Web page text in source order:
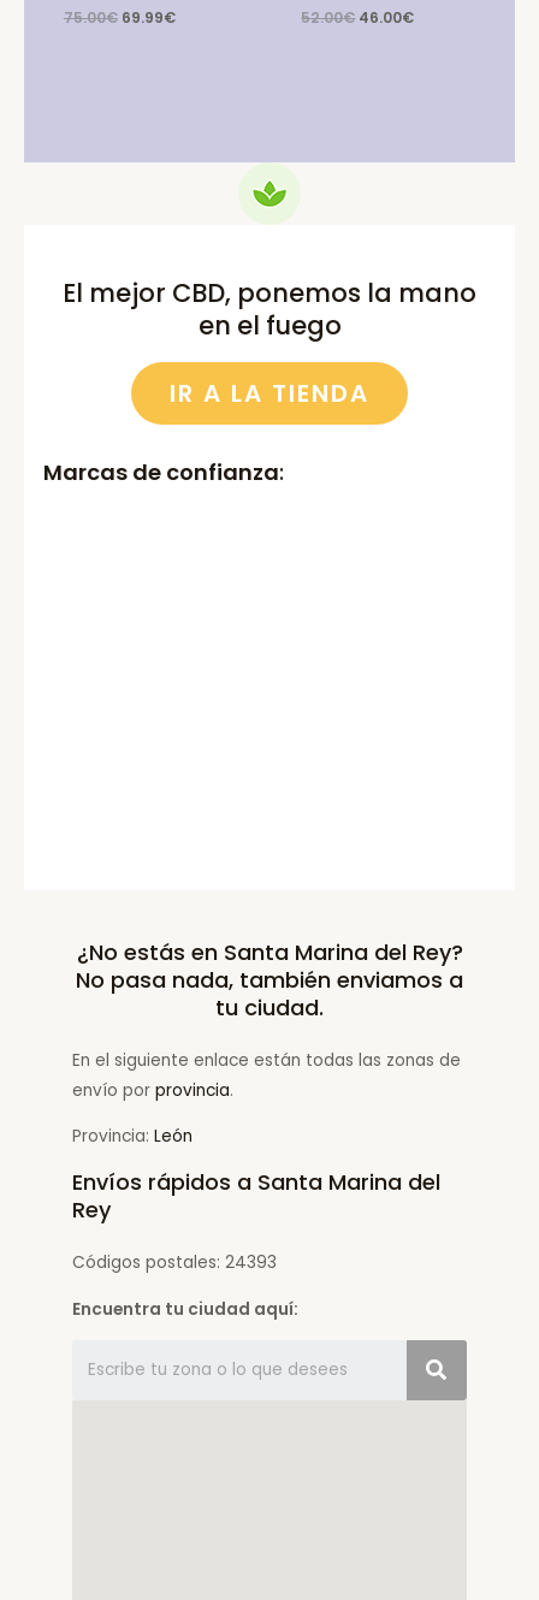
75.00€ Original
69.99€Current
52.00€ Original
46.00€Current
El mejor CBD, ponemos la mano
en el fuego
IR A LA TIENDA
Marcas de confianza:
¿No estás en Santa Marina del Rey?
No pasa nada, también enviamos a
tu ciudad.
En el siguiente enlace están todas las zonas de
envío por provincia.
Provincia: León
Envíos rápidos a Santa Marina del
Rey
Códigos postales: 24393
Encuentra tu ciudad aquí: